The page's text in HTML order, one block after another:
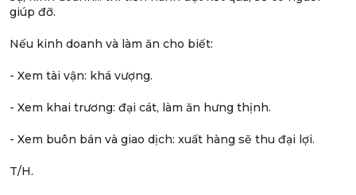
giúp đỡ.
Nếu kinh doanh và làm ăn cho biết:
- Xem tài vận: khá vượng.
- Xem khai trương: đại cát, làm ăn hưng thịnh.
- Xem buôn bán và giao dịch: xuất hàng sẽ thu đại lợi.
T/H.